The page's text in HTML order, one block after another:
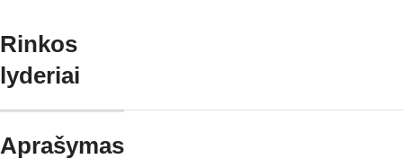
Rinkos
lyderiai
Aprašymas